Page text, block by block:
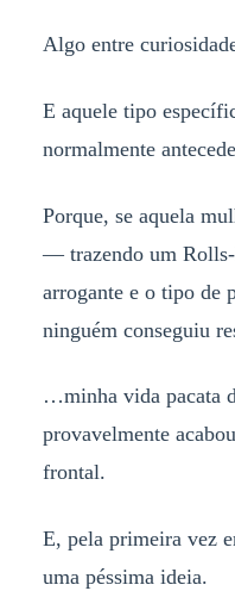
Algo entre
E aquele tipo
normalmente
Porque, se aquela
— trazendo um Rolls-
arrogante e o tipo de
ninguém conseguiu
…minha vida pacata
provavelmente
frontal.
E, pela primeira vez
uma péssima ideia.